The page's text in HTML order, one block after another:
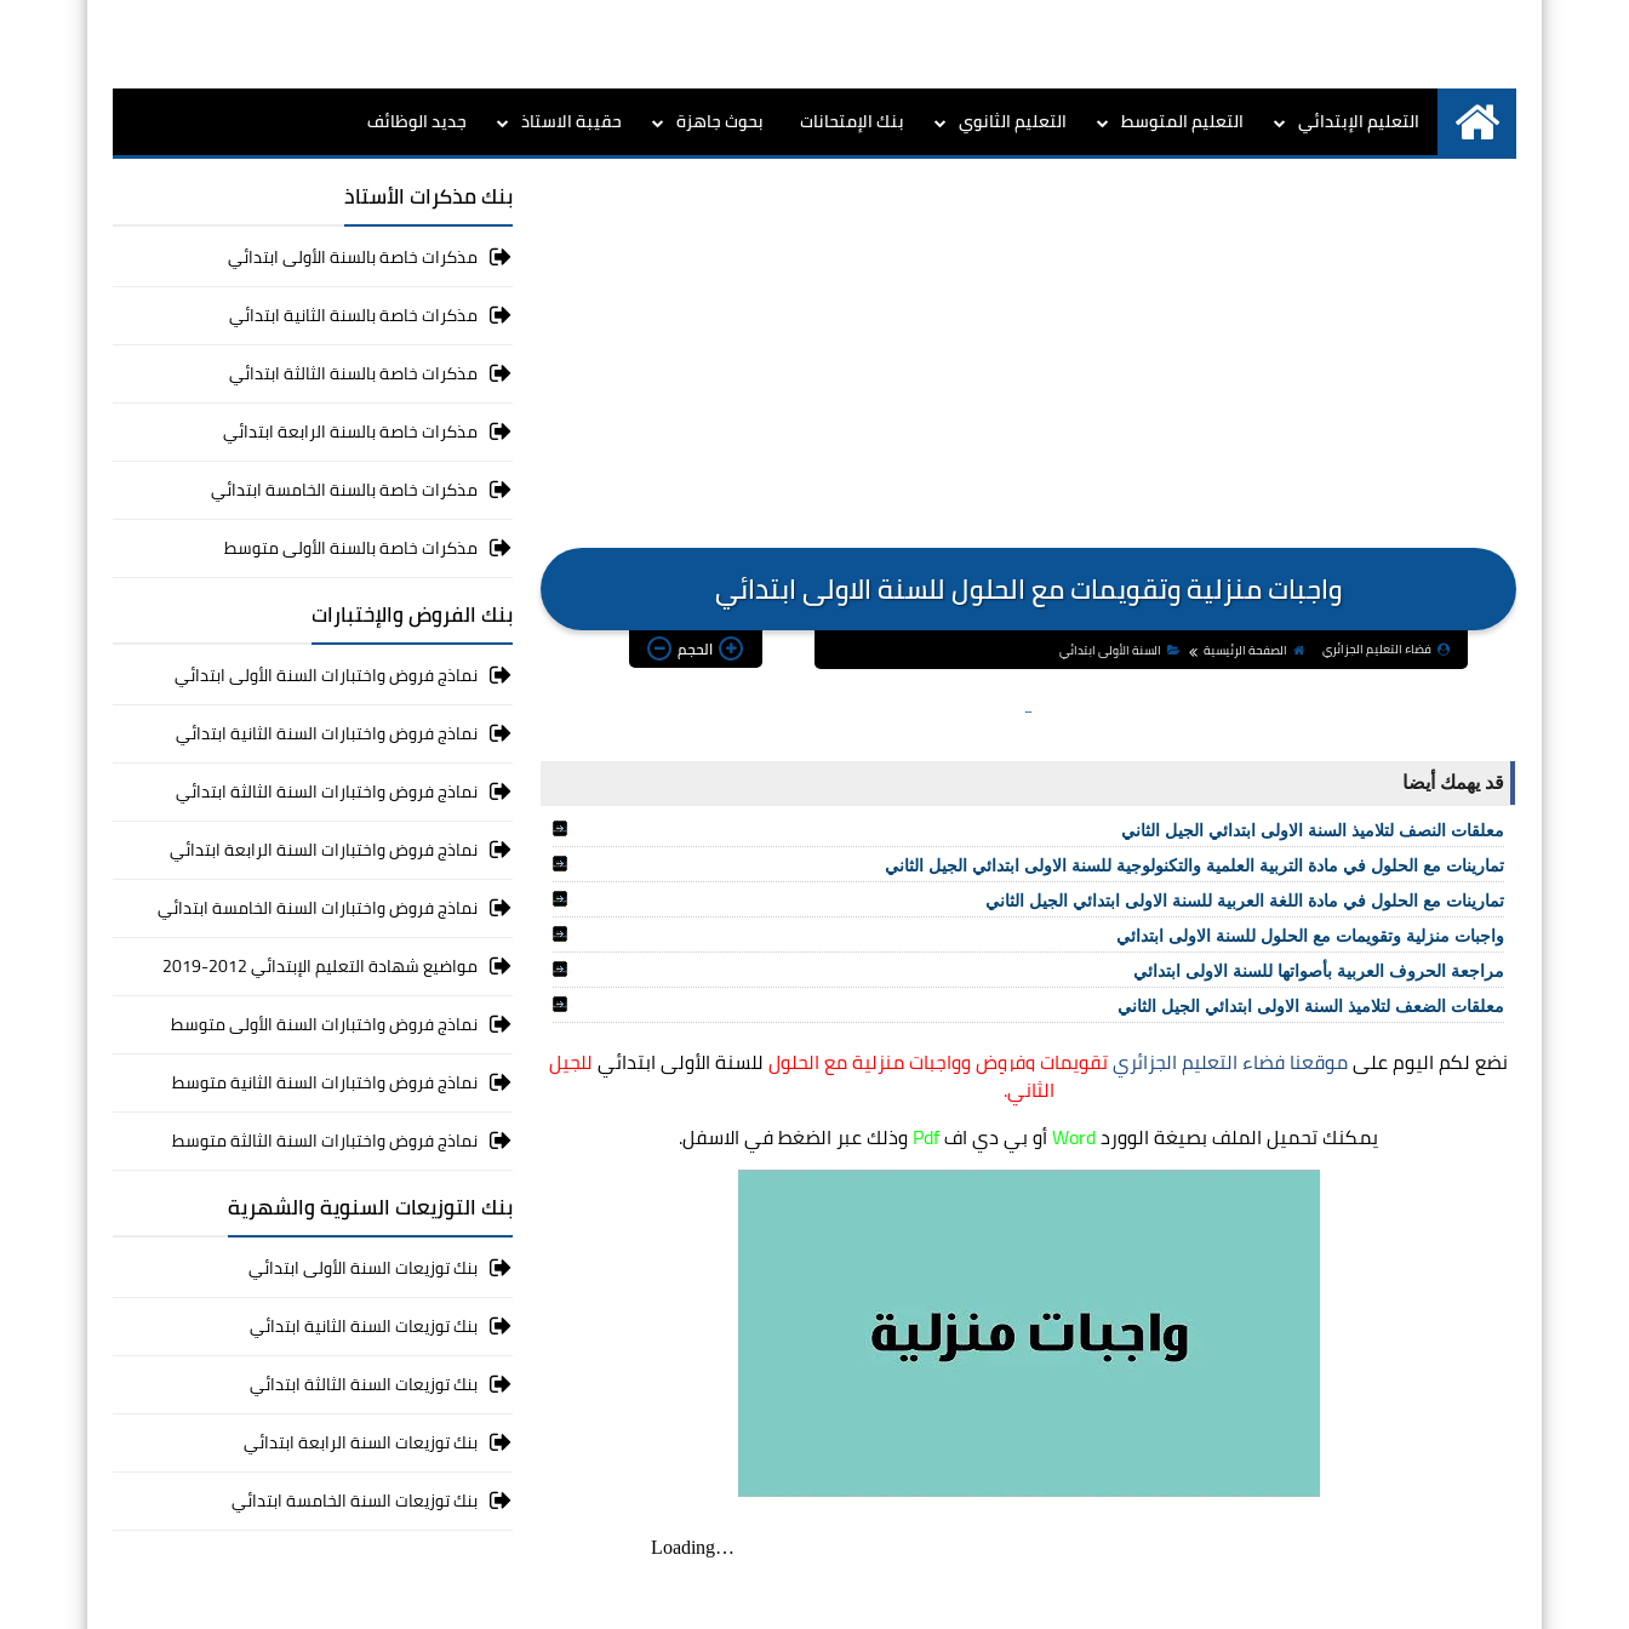
الرئيسية
التعليم الإبتدائي التعليم المتوسط التعليم الثانوي بنك الإمتحانات بحوث جاهزة حقيبة الاستاذ جديد الوظائف
واجبات منزلية وتقويمات مع الحلول للسنة الاولى ابتدائي
فضاء التعليم الجزائري الصفحة الرئيسية السنة الأولى ابتدائي الحجم
قد يهمك أيضا
معلقات النصف لتلاميذ السنة الاولى ابتدائي الجيل الثاني
تمارينات مع الحلول في مادة التربية العلمية والتكنولوجية للسنة الاولى ابتدائي الجيل الثاني
تمارينات مع الحلول في مادة اللغة العربية للسنة الاولى ابتدائي الجيل الثاني
واجبات منزلية وتقويمات مع الحلول للسنة الاولى ابتدائي
مراجعة الحروف العربية بأصواتها للسنة الاولى ابتدائي
معلقات الضعف لتلاميذ السنة الاولى ابتدائي الجيل الثاني
نضع لكم اليوم علىموقعنا فضاء التعليم الجزائريتقويمات وفروض وواجبات منزلية مع الحلولللسنة الأولى ابتدائيللجيل
الثاني.
يمكنك تحميل الملفبصيغة الووردWordأو بي دي افPdfوذلك عبر الضغط في الاسفل.
بنك مذكرات الأستاذ
مذكرات خاصة بالسنة الأولى ابتدائي
مذكرات خاصة بالسنة الثانية ابتدائي
مذكرات خاصة بالسنة الثالثة ابتدائي
مذكرات خاصة بالسنة الرابعة ابتدائي
مذكرات خاصة بالسنة الخامسة ابتدائي
مذكرات خاصة بالسنة الأولى متوسط
بنك الفروض والإختبارات
نماذج فروض واختبارات السنة الأولى ابتدائي
نماذج فروض واختبارات السنة الثانية ابتدائي
نماذج فروض واختبارات السنة الثالثة ابتدائي
نماذج فروض واختبارات السنة الرابعة ابتدائي
نماذج فروض واختبارات السنة الخامسة ابتدائي
مواضيع شهادة التعليم الإبتدائي 2012-2019
نماذج فروض واختبارات السنة الأولى متوسط
نماذج فروض واختبارات السنة الثانية متوسط
نماذج فروض واختبارات السنة الثالثة متوسط
بنك التوزيعات السنوية والشهرية
بنك توزيعات السنة الأولى ابتدائي
بنك توزيعات السنة الثانية ابتدائي
بنك توزيعات السنة الثالثة ابتدائي
بنك توزيعات السنة الرابعة ابتدائي
بنك توزيعات السنة الخامسة ابتدائي